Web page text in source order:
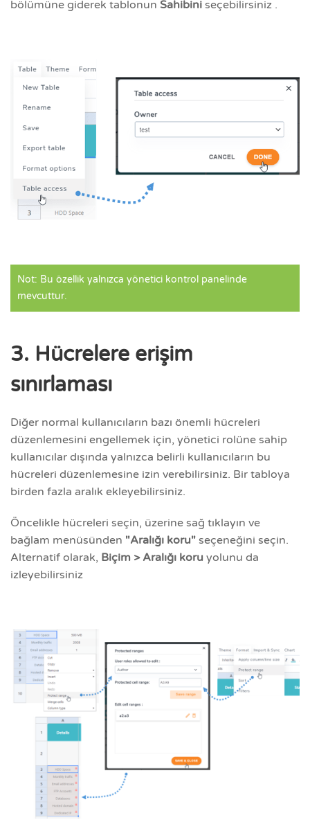
bölümüne giderek tablonun Sahibini seçebilirsiniz .
Not: Bu özellik yalnızca yönetici kontrol panelinde
mevcuttur.
3. Hücrelere erişim
sınırlaması
Diğer normal kullanıcıların bazı önemli hücreleri
düzenlemesini engellemek için, yönetici rolüne sahip
kullanıcılar dışında yalnızca belirli kullanıcıların bu
hücreleri düzenlemesine izin verebilirsiniz. Bir tabloya
birden fazla aralık ekleyebilirsiniz.
Öncelikle hücreleri seçin, üzerine sağ tıklayın ve
bağlam menüsünden "Aralığı koru" seçeneğini seçin.
Alternatif olarak, Biçim > Aralığı koru yolunu da
izleyebilirsiniz